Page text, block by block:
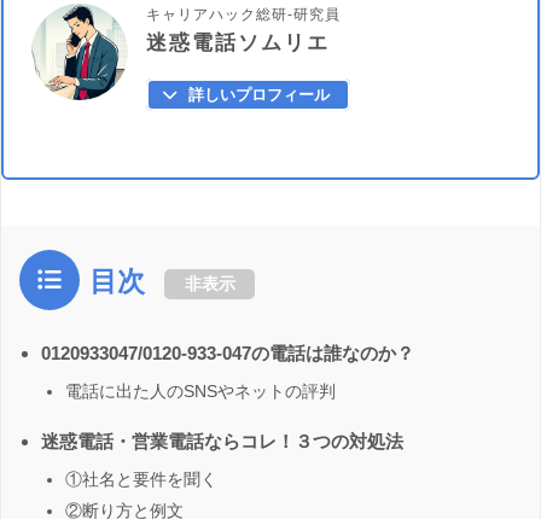
キャリアハック総研-研究員
迷惑電話ソムリエ
詳しいプロフィール
目次 非表示
0120933047/0120-933-047の電話は誰なのか？
電話に出た人のSNSやネットの評判
迷惑電話・営業電話ならコレ！３つの対処法
①社名と要件を聞く
②断り方と例文